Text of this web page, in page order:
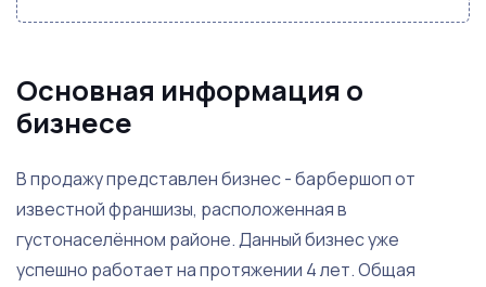
Основная информация о
бизнесе
В продажу представлен бизнес - барбершоп от
известной франшизы, расположенная в
густонаселённом районе. Данный бизнес уже
успешно работает на протяжении 4 лет. Общая